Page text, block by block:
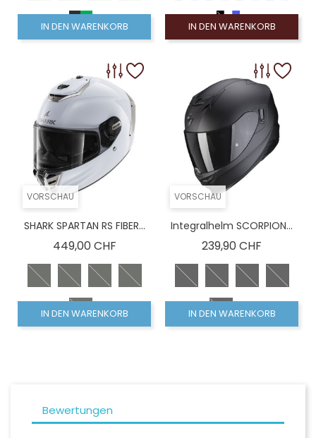
IN DEN WARENKORB IN DEN WARENKORB
VORSCHAU
SHARK SPARTAN RS FIBER...
449,00 CHFPreis
IN DEN WARENKORB
VORSCHAU
Integralhelm SCORPION...
239,90 CHF
IN DEN WARENKORB
Bewertungen